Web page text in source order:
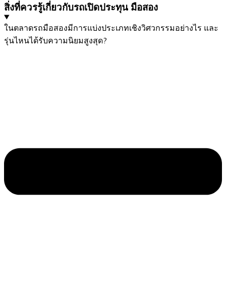
สิ่งที่ควรรู้เกี่ยวกับรถเปิดประทุน มือสอง
ในตลาดรถมือสองมีการแบ่งประเภทเชิงวิศวกรรมอย่างไร และ
รุ่นไหนได้รับความนิยมสูงสุด?